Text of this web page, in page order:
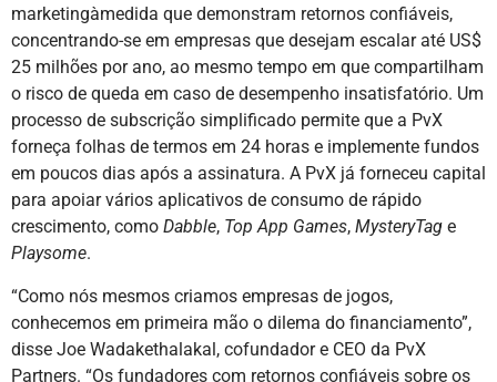
marketingàmedida que demonstram retornos confiáveis,
concentrando-se em empresas que desejam escalar até US$
25 milhões por ano, ao mesmo tempo em que compartilham
o risco de queda em caso de desempenho insatisfatório. Um
processo de subscrição simplificado permite que a PvX
forneça folhas de termos em 24 horas e implemente fundos
em poucos dias após a assinatura. A PvX já forneceu capital
para apoiar vários aplicativos de consumo de rápido
crescimento, como Dabble, Top App Games, MysteryTag e
Playsome.
“Como nós mesmos criamos empresas de jogos,
conhecemos em primeira mão o dilema do financiamento”,
disse Joe Wadakethalakal, cofundador e CEO da PvX
Partners. “Os fundadores com retornos confiáveis sobre os